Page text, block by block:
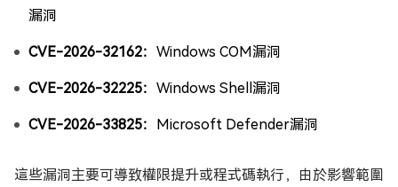
漏洞
CVE-2026-32162： Windows COM漏洞
CVE-2026-32225： Windows Shell漏洞
CVE-2026-33825： Microsoft Defender漏洞
這些漏洞主要可導致權限提升或程式碼執行，由於影響範圍